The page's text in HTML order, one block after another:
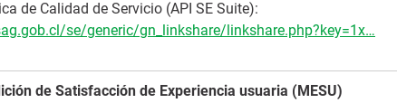
de Calidad de Servicio (API SE Suite):
se/generic/gn_linkshare/linkshare.php?key=1x…
de Satisfacción de Experiencia usuaria (MESU)